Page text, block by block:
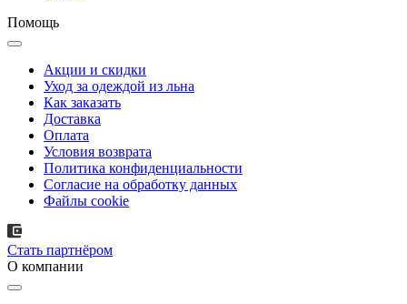
Помощь
Акции и скидки
Уход за одеждой из льна
Как заказать
Доставка
Оплата
Условия возврата
Политика конфиденциальности
Согласие на обработку данных
Файлы cookie
Стать партнёром
О компании